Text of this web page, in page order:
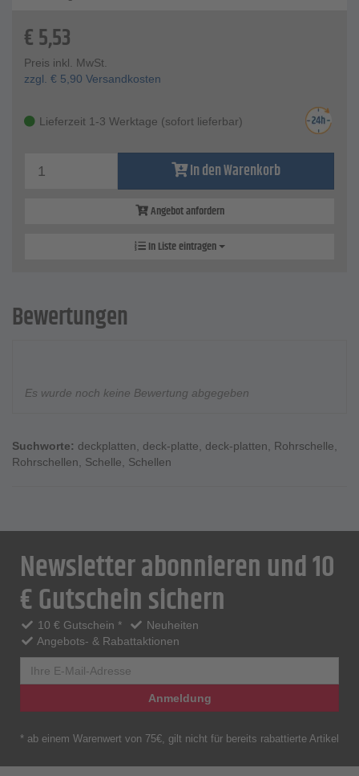
€5,53
Preis inkl. MwSt.
zzgl. € 5,90 Versandkosten
Lieferzeit 1-3 Werktage (sofort lieferbar)
In den Warenkorb
Angebot anfordern
In Liste eintragen
Bewertungen
Es wurde noch keine Bewertung abgegeben
Suchworte: deckplatten, deck-platte, deck-platten, Rohrschelle,
Rohrschellen, Schelle, Schellen
Newsletter abonnieren und 10
€ Gutschein sichern
10 € Gutschein *
Neuheiten
Angebots- & Rabattaktionen
Anmeldung
* ab einem Warenwert von 75€, gilt nicht für bereits rabattierte Artikel